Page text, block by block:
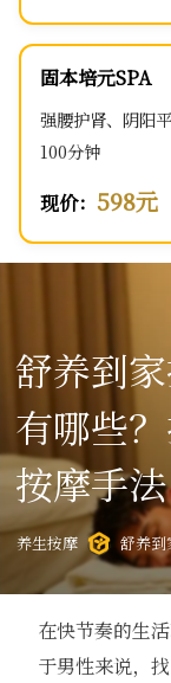
固本培元SPA
强腰护肾、阴阳
100分钟
现价： 598元
舒养到
有哪些
按摩手法
养生按摩 舒养
在快节奏的生
于男性来说，